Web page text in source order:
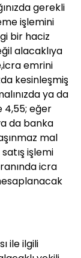
gerekli
işlemini
bir haciz
alacaklıya
emrini
kesinleşmiş
ya da
4,55; eğer
da banka
mal
satış işlemi
icra
ile ilgili